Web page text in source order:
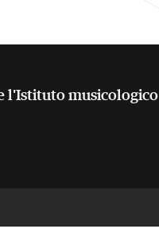
l'Istituto musicologico